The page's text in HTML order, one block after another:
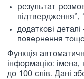
результат
підтвердження”,
додаткові
повернення
Функція
інформацію: імена,
до 100 слів. Дані